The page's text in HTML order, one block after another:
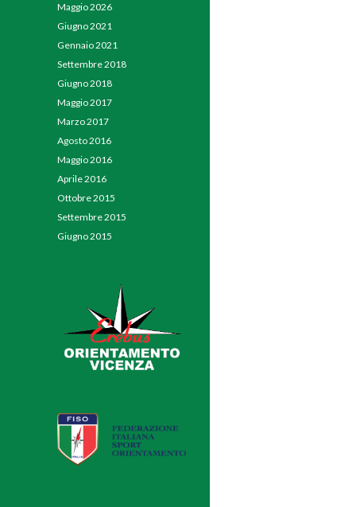
Maggio 2026
Giugno 2021
Gennaio 2021
Settembre 2018
Giugno 2018
Maggio 2017
Marzo 2017
Agosto 2016
Maggio 2016
Aprile 2016
Ottobre 2015
Settembre 2015
Giugno 2015